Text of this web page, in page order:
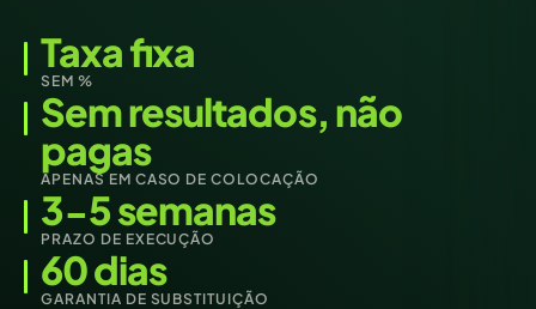
Taxa fixa
SEM %
Sem resultados, não
pagas
APENAS EM CASO DE COLOCAÇÃO
3-5 semanas
PRAZO DE EXECUÇÃO
60 dias
GARANTIA DE SUBSTITUIÇÃO